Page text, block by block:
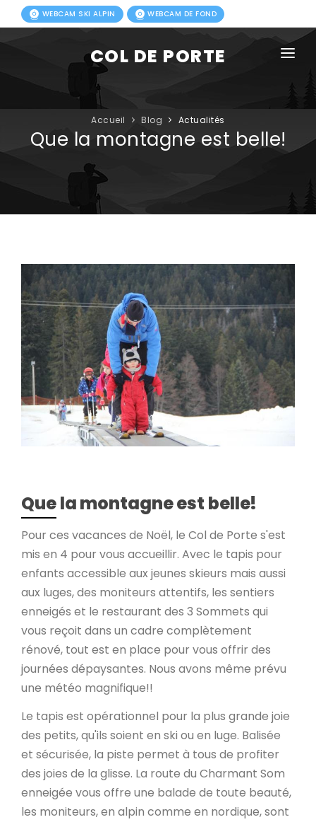
WEBCAM SKI ALPIN WEBCAM DE FOND
COL DE PORTE
ACTIVITÉS HIVER
FORFAITS
ACTIVITÉS ÉTÉ
PHOTOS
Accueil Blog Actualités
Que la montagne est belle!
Que la montagne est belle!
Pour ces vacances de Noël, le Col de Porte s'est
mis en 4 pour vous accueillir. Avec le tapis pour
enfants accessible aux jeunes skieurs mais aussi
aux luges, des moniteurs attentifs, les sentiers
enneigés et le restaurant des 3 Sommets qui
vous reçoit dans un cadre complètement
rénové, tout est en place pour vous offrir des
journées dépaysantes. Nous avons même prévu
une météo magnifique!!
Le tapis est opérationnel pour la plus grande joie
des petits, qu'ils soient en ski ou en luge. Balisée
et sécurisée, la piste permet à tous de profiter
des joies de la glisse. La route du Charmant Som
enneigée vous offre une balade de toute beauté,
les moniteurs, en alpin comme en nordique, sont